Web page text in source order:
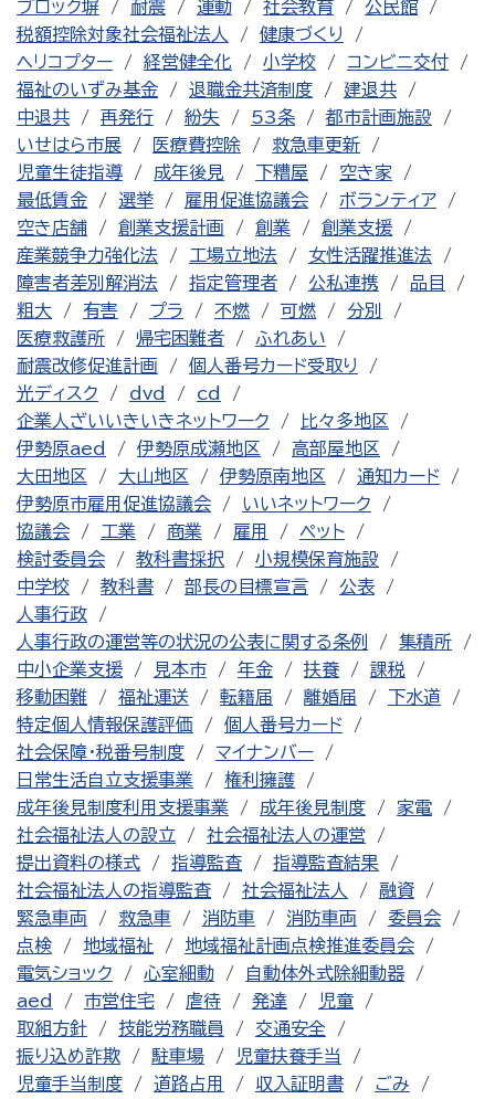
ブロック塀
耐震 運動 社会教育
公民館
税額控除対象社会福祉法人
健康づくり
ヘリコプター
経営健全化 小学校
コンビニ交付
福祉のいずみ基金
退職金共済制度
建退共
中退共
再発行 紛失 53条
都市計画施設
いせはら市展
医療費控除
救急車更新
児童生徒指導
成年後見 下糟屋
空き家
最低賃金
選挙 雇用促進協議会
ボランティア
空き店舗
創業支援計画 創業
創業支援
産業競争力強化法
工場立地法
女性活躍推進法
障害者差別解消法
指定管理者 公私連携
品目
粗大
有害 プラ 不燃 可燃
分別
医療救護所
帰宅困難者
ふれあい
耐震改修促進計画
個人番号カード受取り
光ディスク
dvd
cd
企業人ざいいきいきネットワーク
比々多地区
伊勢原aed
伊勢原成瀬地区
高部屋地区
大田地区
大山地区 伊勢原南地区
通知カード
伊勢原市雇用促進協議会
いいネットワーク
協議会
工業 商業 雇用
ペット
検討委員会
教科書採択
小規模保育施設
中学校
教科書 部長の目標宣言
公表
人事行政
人事行政の運営等の状況の公表に関する条例
集積所
中小企業支援
見本市 年金 扶養
課税
移動困難
福祉運送 転籍届 離婚届
下水道
特定個人情報保護評価
個人番号カード
社会保障・税番号制度
マイナンバー
日常生活自立支援事業
権利擁護
成年後見制度利用支援事業
成年後見制度
家電
社会福祉法人の設立
社会福祉法人の運営
提出資料の様式
指導監査
指導監査結果
社会福祉法人の指導監査
社会福祉法人
融資
緊急車両
救急車 消防車 消防車両
委員会
点検
地域福祉
地域福祉計画点検推進委員会
電気ショック
心室細動
自動体外式除細動器
aed
市営住宅 虐待 発達
児童
取組方針
技能労務職員
交通安全
振り込め詐欺
駐車場
児童扶養手当
児童手当制度
道路占用 収入証明書 ごみ